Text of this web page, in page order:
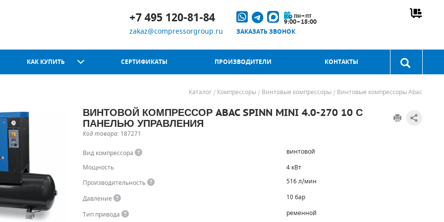
+7 495 120-81-84
zakaz@compressorgroup.ru
пн–пт
9:00–18:00
ЗАКАЗАТЬ ЗВОНОК
КАК КУПИТЬ СЕРТИФИКАТЫ ПРОИЗВОДИТЕЛИ КОНТАКТЫ
Каталог Компрессоры Винтовые компрессоры Винтовые компрессоры Abac
ВИНТОВОЙ КОМПРЕССОР ABAC SPINN MINI 4.0-270 10 С
ПАНЕЛЬЮ УПРАВЛЕНИЯ
Код товара: 187271
Вид компрессора
винтовой
Мощность
4 кВт
Производительность
516 л/мин
Давление
10 бар
Тип привода
ременной